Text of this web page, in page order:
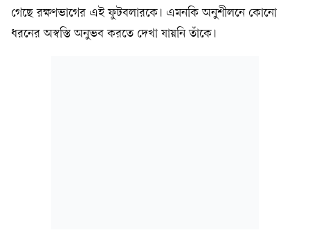
গেছে রক্ষণভাগের এই ফুটবলারকে। এমনকি অনুশীলনে কোনো
ধরনের অস্বস্তি অনুভব করতে দেখা যায়নি তাঁকে।